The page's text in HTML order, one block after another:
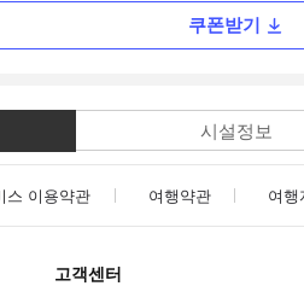
쿠폰받기
시설정보
스 이용약관 여행약관 여행
고객센터